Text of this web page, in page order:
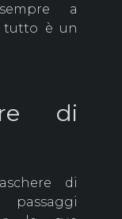
a
tutto è un
di
di